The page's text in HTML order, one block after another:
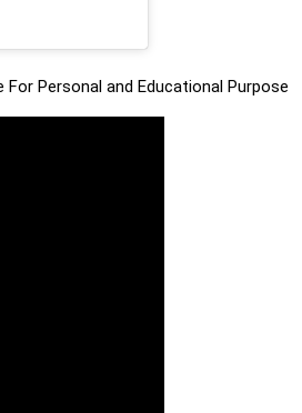
Personal and Educational Purpose